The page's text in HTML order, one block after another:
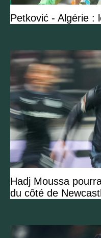
Petković - Algérie :
Hadj Moussa
du côté de